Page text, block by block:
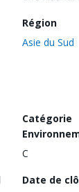
Région
Asie du Sud
Catégorie
C
Date de